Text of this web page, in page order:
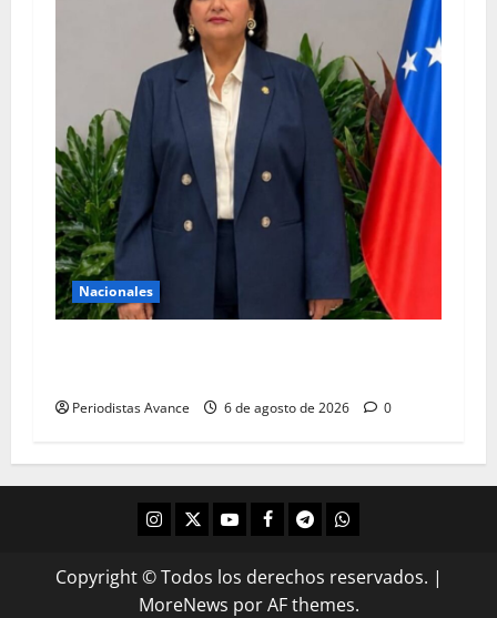
Nacionales
Periodistas Avance 6 de agosto de 2026 0
Copyright © Todos los derechos reservados. |
MoreNews por AF themes.